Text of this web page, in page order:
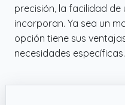
precisión, la facilidad
incorporan. Ya sea un
opción tiene sus
necesidades específicas.